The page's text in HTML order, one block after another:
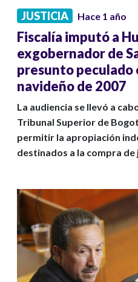
JUSTICIA Hace 1 año
Fiscalía imputó a
exgobernador de
presunto
navideño de 2007
La audiencia se llevó a
Tribunal Superior de
permitir la apropiación
destinados a la compra de